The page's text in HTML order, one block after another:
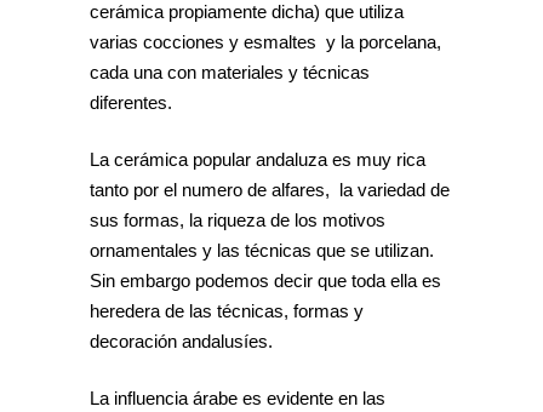
cerámica propiamente dicha) que utiliza
varias cocciones y esmaltes y la porcelana,
cada una con materiales y técnicas
diferentes.
La cerámica popular andaluza es muy rica
tanto por el numero de alfares, la variedad de
sus formas, la riqueza de los motivos
ornamentales y las técnicas que se utilizan.
Sin embargo podemos decir que toda ella es
heredera de las técnicas, formas y
decoración andalusíes.
La influencia árabe es evidente en las